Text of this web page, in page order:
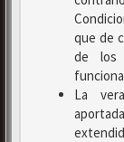
que de
de los
La